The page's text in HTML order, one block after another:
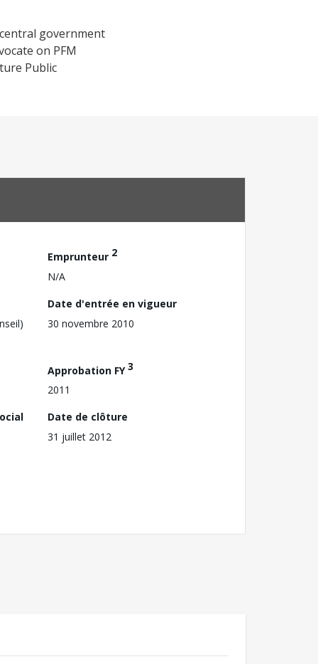
government
on PFM
Public
Emprunteur 2
N/A
Date d'entrée en vigueur
30 novembre 2010
Approbation FY3
2011
Date de clôture
31 juillet 2012